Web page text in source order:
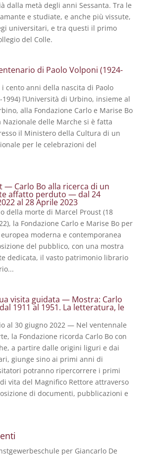
dalla metà degli anni Sessanta. Tra le
e studiate, e anche più vissute,
universitari, e tra questi il primo
del Colle.
di Paolo Volponi (1924-
i cento anni della nascita di Paolo
1994) l’Università di Urbino, insieme al
alla Fondazione Carlo e Marise Bo
Nazionale delle Marche si è fatta
il Ministero della Cultura di un
per le celebrazioni del
— Carlo Bo alla ricerca di un
affatto perduto — dal 24
al 28 Aprile 2023
della morte di Marcel Proust (18
la Fondazione Carlo e Marise Bo per
moderna e contemporanea
del pubblico, con una mostra
dedicata, il vasto patrimonio librario
visita guidata — Mostra: Carlo
1911 al 1951. La letteratura, le
al 30 giugno 2022 — Nel ventennale
la Fondazione ricorda Carlo Bo con
a partire dalle origini liguri e dai
giunge sino ai primi anni di
potranno ripercorrere i primi
vita del Magnifico Rettore attraverso
di documenti, pubblicazioni e
per Giancarlo De